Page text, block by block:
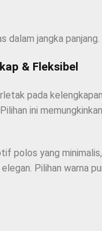
dalam jangka panjang.
& Fleksibel
pada
ini
polos yang
Pilihan warna